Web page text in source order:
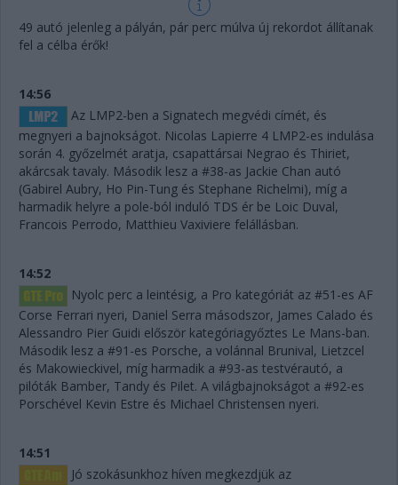
49 autó jelenleg a pályán, pár perc múlva új rekordot állítanak
fel a célba érők!
14:56
Az LMP2-ben a Signatech megvédi címét, és
megnyeri a bajnokságot. Nicolas Lapierre 4 LMP2-es indulása
során 4. győzelmét aratja, csapattársai Negrao és Thiriet,
akárcsak tavaly. Második lesz a #38-as Jackie Chan autó
(Gabirel Aubry, Ho Pin-Tung és Stephane Richelmi), míg a
harmadik helyre a pole-ból induló TDS ér be Loic Duval,
Francois Perrodo, Matthieu Vaxiviere felállásban.
14:52
Nyolc perc a leintésig, a Pro kategóriát az #51-es AF
Corse Ferrari nyeri, Daniel Serra másodszor, James Calado és
Alessandro Pier Guidi először kategóriagyőztes Le Mans-ban.
Második lesz a #91-es Porsche, a volánnal Brunival, Lietzcel
és Makowieckivel, míg harmadik a #93-as testvérautó, a
pilóták Bamber, Tandy és Pilet. A világbajnokságot a #92-es
Porschével Kevin Estre és Michael Christensen nyeri.
14:51
Jó szokásunkhoz híven megkezdjük az